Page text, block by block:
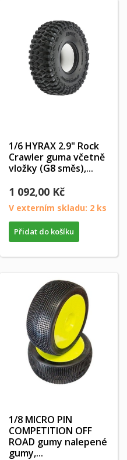
1/6 HYRAX 2.9" Rock
Crawler guma včetně
vložky (G8 směs),...
1 092,00 Kč
V externím skladu: 2 ks
Přidat do košíku
1/8 MICRO PIN
COMPETITION OFF
ROAD gumy nalepené
gumy,...